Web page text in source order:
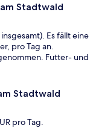
Stadtwald
Es fällt eine
pro Tag an.
Futter- und
Stadtwald
pro Tag.